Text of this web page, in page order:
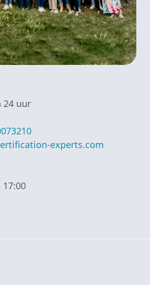
24 uur
experts.com
17:00